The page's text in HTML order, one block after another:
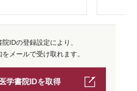
院IDの登録設定により、
メールで受け取れます。
医学書院IDを取得